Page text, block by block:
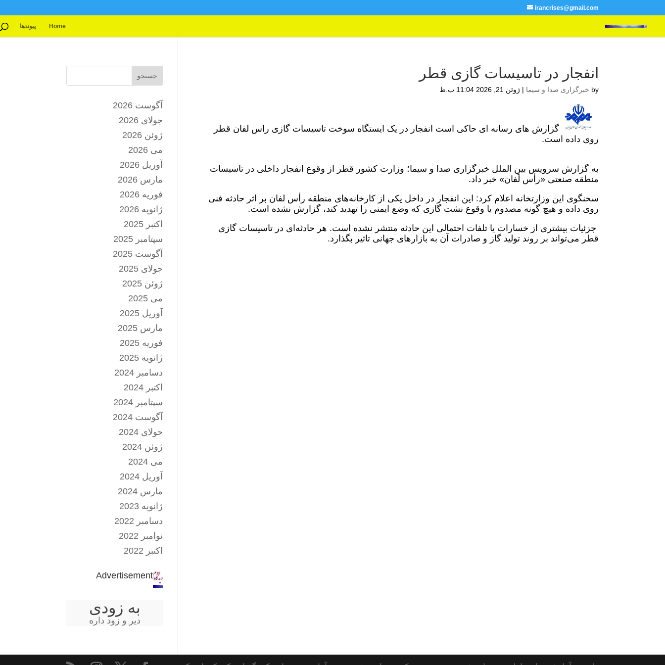
irancrises@gmail.com
Home پیوندها
انفجار در تاسیسات گازی قطر
by خبرگزاری صدا و سیما |ژوئن 21, 2026 11:04 ب.ظ
گزارش های رسانه ای حاکی است انفجار در یک ایستگاه سوخت تاسیسات گازی راس لفان قطر
روی داده است.
به گزارش سرویس بین الملل خبرگزاری صدا و سیما؛ وزارت کشور قطر از وقوع انفجار داخلی در تاسیسات
منطقه صنعتی «رأس لَفان» خبر داد.
سخنگوی این وزارتخانه اعلام کرد: این انفجار در داخل یکی از کارخانه‌های منطقه رأس لفان بر اثر حادثه فنی
روی داده و هیچ گونه مصدوم یا وقوع نشت گازی که وضع ایمنی را تهدید کند، گزارش نشده است.
جزئیات بیشتری از خسارات یا تلفات احتمالی این حادثه منتشر نشده است. هر حادثه‌ای در تاسیسات گازی
قطر می‌تواند بر روند تولید گاز و صادرات آن به بازارهای جهانی تاثیر بگذارد.
جستجو
آگوست 2026
جولای 2026
ژوئن 2026
می 2026
آوریل 2026
مارس 2026
فوریه 2026
ژانویه 2026
اکتبر 2025
سپتامبر 2025
آگوست 2025
جولای 2025
ژوئن 2025
می 2025
آوریل 2025
مارس 2025
فوریه 2025
ژانویه 2025
دسامبر 2024
اکتبر 2024
سپتامبر 2024
آگوست 2024
جولای 2024
ژوئن 2024
می 2024
آوریل 2024
مارس 2024
ژانویه 2023
دسامبر 2022
نوامبر 2022
اکتبر 2022
Advertisement
به زودی
دیر و زود داره